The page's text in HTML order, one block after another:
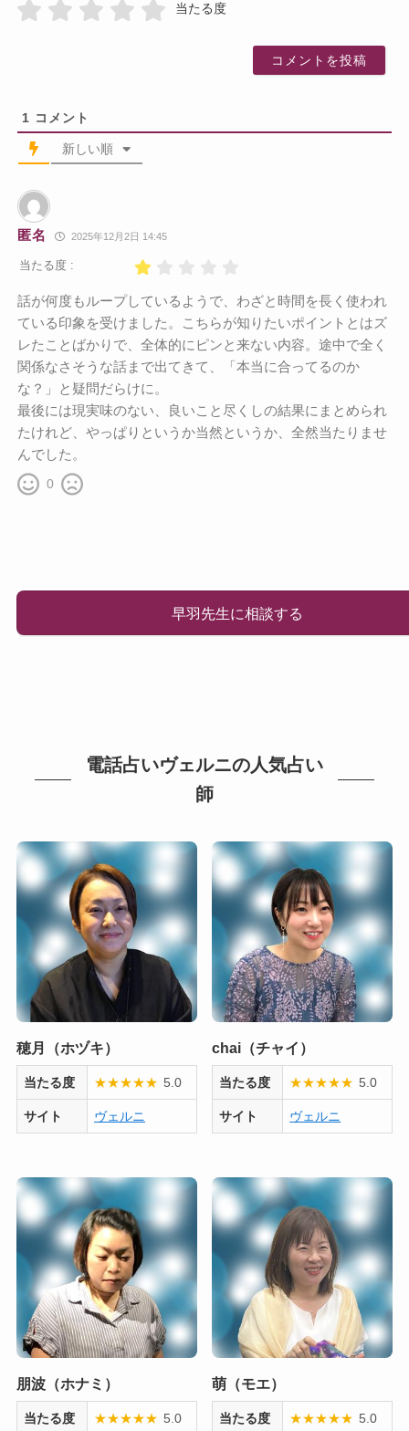
当たる度
1 コメント
新しい順
匿名 2025年12月2日 14:45
当たる度 :
話が何度もループしているようで、わざと時間を長く使われ
ている印象を受けました。こちらが知りたいポイントとはズ
レたことばかりで、全体的にピンと来ない内容。途中で全く
関係なさそうな話まで出てきて、「本当に合ってるのか
な？」と疑問だらけに。
最後には現実味のない、良いこと尽くしの結果にまとめられ
たけれど、やっぱりというか当然というか、全然当たりませ
んでした。
0
早羽先生に相談する
電話占いヴェルニの人気占い
師
穂月（ホヅキ）
当たる度 ★★★★★ 5.0
サイト ヴェルニ
chai（チャイ）
当たる度 ★★★★★ 5.0
サイト ヴェルニ
朋波（ホナミ）
当たる度 ★★★★★ 5.0
萌（モエ）
当たる度 ★★★★★ 5.0